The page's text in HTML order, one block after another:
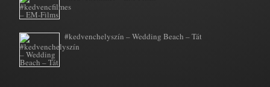
#kedvenchelyszín – Wedding Beach – Tát